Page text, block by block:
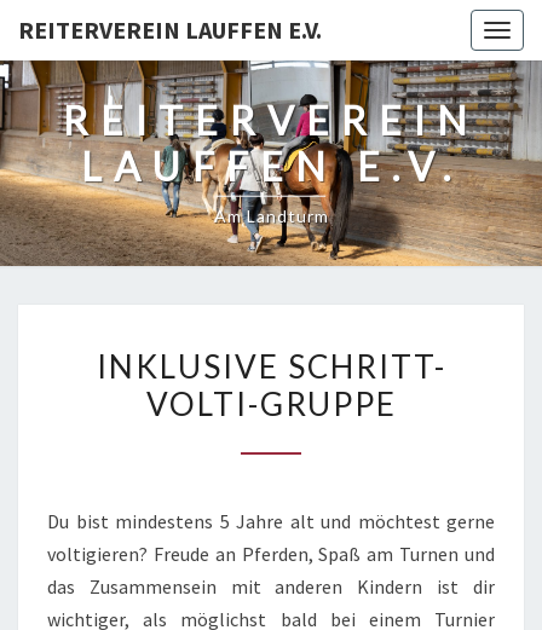
REITERVEREIN LAUFFEN E.V.
REITERVEREIN
LAUFFEN E.V.
Am Landturm
SCHRITT-
VOLTI-
INKLUSIVE SCHRITT-
VOLTI-GRUPPE
Du bist mindestens 5 Jahre alt und möchtest gerne
voltigieren? Freude an Pferden, Spaß am Turnen und
das Zusammensein mit anderen Kindern ist dir
wichtiger, als möglichst bald bei einem Turnier